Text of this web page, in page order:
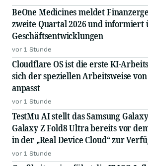
BeOne Medicines meldet
zweite Quartal 2026 und informiert
Geschäftsentwicklungen
vor 1 Stunde
Cloudflare OS ist die erste KI-
sich der speziellen Arbeitsweise
anpasst
vor 1 Stunde
TestMu AI stellt das Samsung
Galaxy Z Fold8 Ultra bereits vor
in der „Real Device Cloud“ zur
vor 1 Stunde